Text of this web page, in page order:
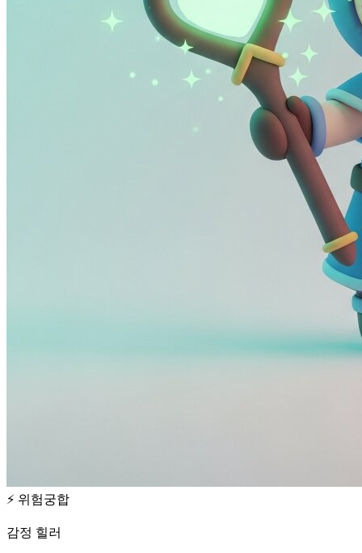
⚡ 위험궁합
감정 힐러